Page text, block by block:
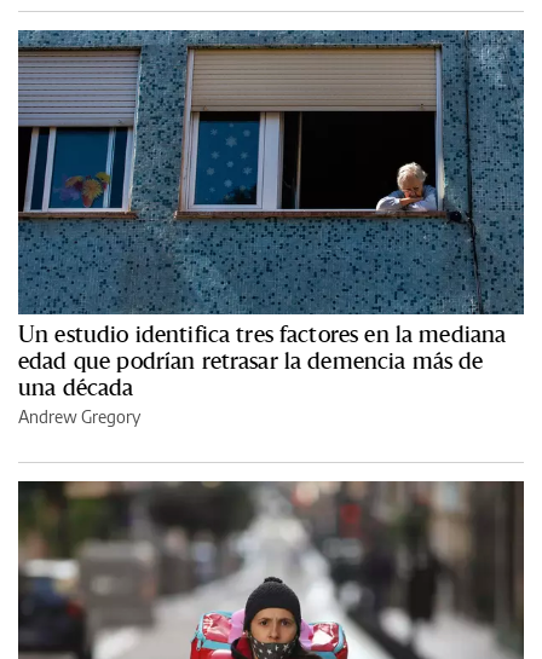
Un estudio identifica tres factores en la mediana
edad que podrían retrasar la demencia más de
una década
Andrew Gregory